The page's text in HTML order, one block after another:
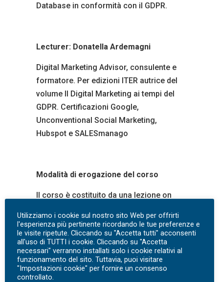
Database in conformità con il GDPR.
Lecturer: Donatella Ardemagni
Digital Marketing Advisor, consulente e
formatore. Per edizioni ITER autrice del
volume Il Digital Marketing ai tempi del
GDPR. Certificazioni Google,
Unconventional Social Marketing,
Hubspot e SALESmanago
Modalità di erogazione del corso
Il corso è costituito da una lezione on
omaggio”) con le eventuali FAQ ed il
materiale a supporto (slide, modelli di
esempio o white paper sull’argomento).
E’ possibile acquistare il corso
singolarmente o nel pacchetto da 10
Utilizziamo i cookie sul nostro sito Web per offrirti
l'esperienza più pertinente ricordando le tue preferenze e
le visite ripetute. Cliccando su "Accetta tutti" acconsenti
all'uso di TUTTI i cookie. Cliccando su "Accetta
necessari" verranno installati solo i cookie relativi al
funzionamento del sito. Tuttavia, puoi visitare
"Impostazioni cookie" per fornire un consenso
controllato.